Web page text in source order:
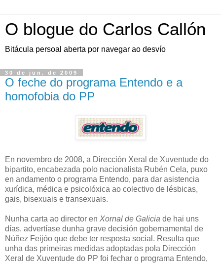
O blogue do Carlos Callón
Bitácula persoal aberta por navegar ao desvío
30 de jun. de 2009
O feche do programa Entendo e a
homofobia do PP
En novembro de 2008, a Dirección Xeral de Xuventude do
bipartito, encabezada polo nacionalista Rubén Cela, puxo
en andamento o programa Entendo, para dar asistencia
xurídica, médica e psicolóxica ao colectivo de lésbicas,
gais, bisexuais e transexuais.
Nunha carta ao director en Xornal de Galicia de hai uns
días, advertíase dunha grave decisión gobernamental de
Núñez Feijóo que debe ter resposta social. Resulta que
unha das primeiras medidas adoptadas pola Dirección
Xeral de Xuventude do PP foi fechar o programa Entendo,